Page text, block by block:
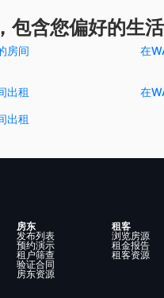
含您偏好的生
房间
在
出租
在
出租
房东
发布列表
预约演示
租户筛查
验证合同
房东资源
租客
浏览房源
租金报告
租客资源